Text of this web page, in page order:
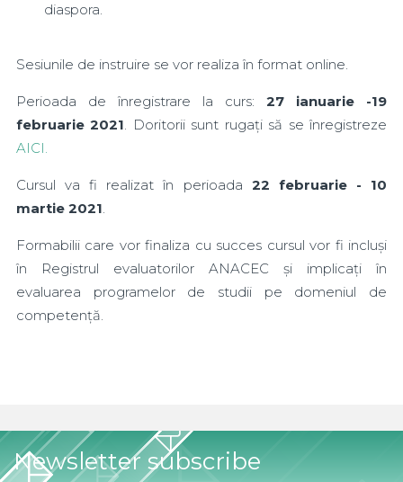
diaspora.
Sesiunile de instruire se vor realiza în format online.
Perioada de înregistrare la curs: 27 ianuarie -19
februarie 2021. Doritorii sunt rugați să se înregistreze
AICI.
Cursul va fi realizat în perioada 22 februarie - 10
martie 2021.
Formabilii care vor finaliza cu succes cursul vor fi incluși
în Registrul evaluatorilor ANACEC și implicați în
evaluarea programelor de studii pe domeniul de
competență.
Newsletter subscribe